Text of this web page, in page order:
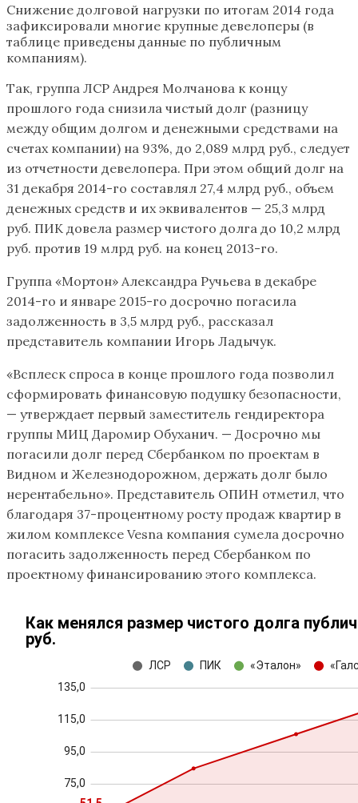
Снижение долговой нагрузки по итогам 2014 года
зафиксировали многие крупные девелоперы (в
таблице приведены данные по публичным
компаниям).
Так, группа ЛСР Андрея Молчанова к концу
прошлого года снизила чистый долг (разницу
между общим долгом и денежными средствами на
сче​тах компании) на 93%, до 2,089 млрд руб., следует
из отчетности девелопера. При этом общий долг на
31 декабря 2014-го составлял 27,4 млрд руб., объем
денежных средств и их эквивалентов — 25,3 млрд
руб. ПИК довела размер чистого долга до 10,2 млрд
руб. против 19 млрд руб. на конец 2013-го.
Группа «Мортон» Александра Ручьева в декабре
2014-го и январе 2015-го досрочно погасила
задолженность в 3,5 млрд руб., рассказал
представитель компании Игорь Ладычук.
«Всплеск спроса в конце прошлого года позволил
сформировать финансовую подушку безопасности,
— утверждает первый заместитель гендиректора
группы МИЦ Даромир Обуханич. — Досрочно мы
погасили долг перед Сбербанком по проектам в
Видном и Железнодорожном, держать долг было
нерентабельно». Представитель ОПИН отметил, что
благодаря 37-процентному росту продаж квартир в
жилом комплексе Vesna​ компания сумела досрочно
погасить задолженность перед Сбербанком по
проектному финансированию этого комплекса.